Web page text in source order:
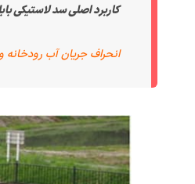
کاربرد اصلی سد لاستیکی
انحراف جریان آب رودخانه